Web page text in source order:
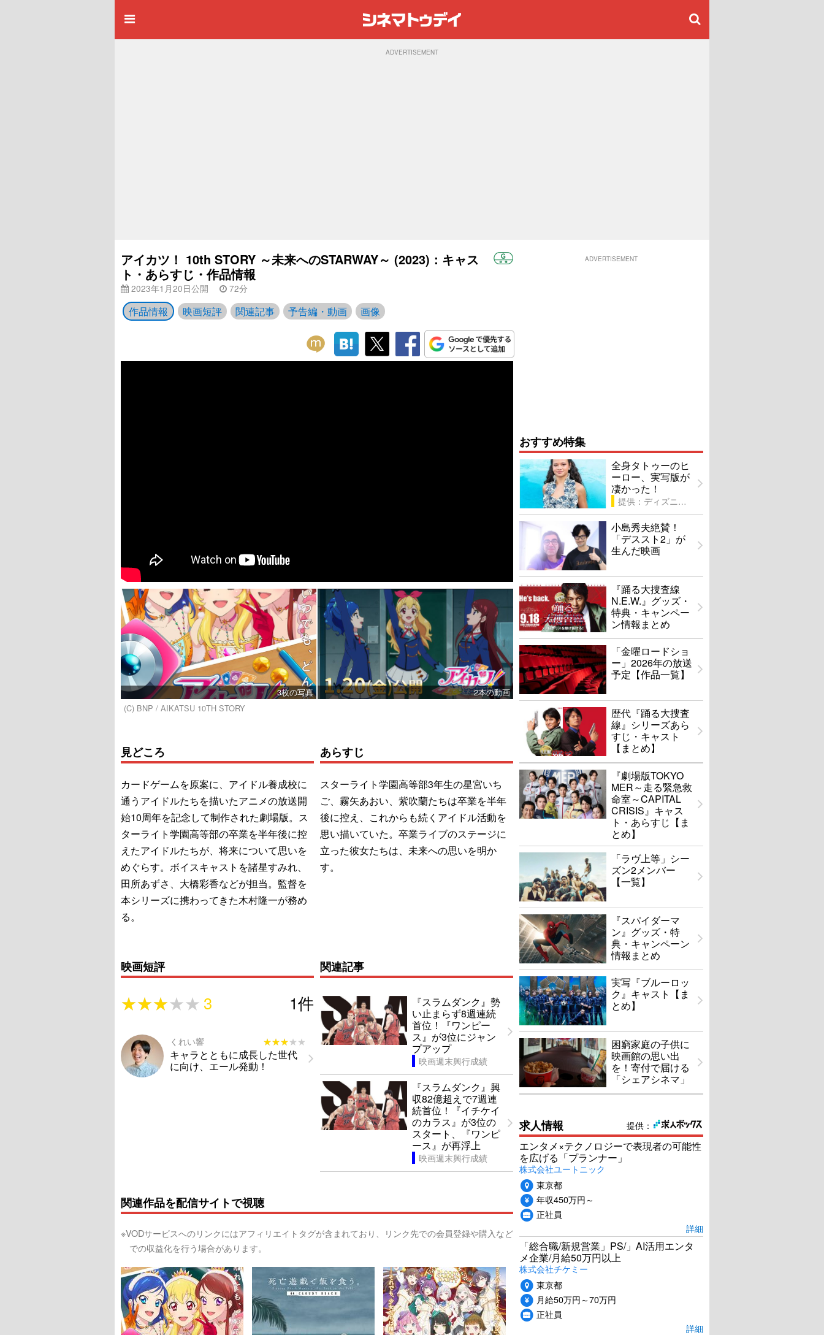
ADVERTISEMENT
アイカツ！ 10th STORY ～未来へのSTARWAY～ (2023)：キャス
ト・あらすじ・作品情報
2023年1月20日公開 72分
作品情報 映画短評 関連記事 予告編・動画 画像
3枚の写真
2本の動画
(C) BNP / AIKATSU 10TH STORY
見どころ
カードゲームを原案に、アイドル養成校に
通うアイドルたちを描いたアニメの放送開
始10周年を記念して制作された劇場版。ス
ターライト学園高等部の卒業を半年後に控
えたアイドルたちが、将来について思いを
めぐらす。ボイスキャストを諸星すみれ、
田所あずさ、大橋彩香などが担当。監督を
本シリーズに携わってきた木村隆一が務め
る。
あらすじ
スターライト学園高等部3年生の星宮いち
ご、霧矢あおい、紫吹蘭たちは卒業を半年
後に控え、これからも続くアイドル活動を
思い描いていた。卒業ライブのステージに
立った彼女たちは、未来への思いを明か
す。
映画短評
★★★★★
★★★★★ 3 1件
くれい響 ★★★★★
★★★★★
キャラとともに成長した世代
に向け、エール発動！
関連記事
『スラムダンク』勢
い止まらず8週連続
首位！『ワンピー
ス』が3位にジャン
プアップ
映画週末興行成績
『スラムダンク』興
収82億超えで7週連
続首位！『イチケイ
のカラス』が3位の
スタート、『ワンピ
ース』が再浮上
映画週末興行成績
関連作品を配信サイトで視聴
※VODサービスへのリンクにはアフィリエイトタグが含まれており、リンク先での会員登録や購入など
での収益化を行う場合があります。
ADVERTISEMENT
おすすめ特集
全身タトゥーのヒ
ーロー、実写版が
凄かった！
提供：ディズニー
小島秀夫絶賛！
「デススト2」が
生んだ映画
『踊る大捜査線
N.E.W.』グッズ・
特典・キャンペー
ン情報まとめ
「金曜ロードショ
ー」2026年の放送
予定【作品一覧】
歴代『踊る大捜査
線』シリーズあら
すじ・キャスト
【まとめ】
『劇場版TOKYO
MER～走る緊急救
命室～CAPITAL
CRISIS』キャス
ト・あらすじ【ま
とめ】
「ラヴ上等」シー
ズン2メンバー
【一覧】
『スパイダーマ
ン』グッズ・特
典・キャンペーン
情報まとめ
実写『ブルーロッ
ク』キャスト【ま
とめ】
困窮家庭の子供に
映画館の思い出
を！寄付で届ける
「シェアシネマ」
提供：
求人情報
エンタメ×テクノロジーで表現者の可能性
を広げる「プランナー」
株式会社ユートニック
東京都
年収450万円～
正社員
詳細
「総合職/新規営業」PS/」AI活用エンタ
メ企業/月給50万円以上
株式会社チケミー
東京都
月給50万円～70万円
正社員
詳細